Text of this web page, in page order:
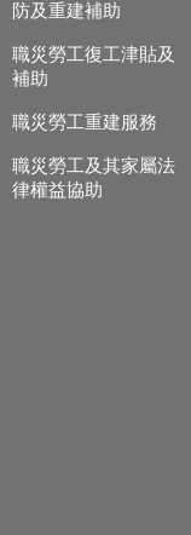
防及重建補助
職災勞工復工津貼及
補助
職災勞工重建服務
職災勞工及其家屬法
律權益協助